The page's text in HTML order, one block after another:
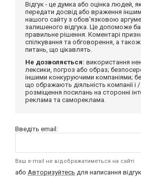
Відгук - це думка або оцінка людей,
передати досвід або враження
нашого сайту з обов'язковою
залишеного відгука. Це допоможе
правильне рішення. Коментарі
спілкування та обговорення, а
питань, що цікавлять.
Не дозволяється: використання
лексики, погроз або образ;
іншими конкуруючими компаніями;
що ображають діяльність компанії і /
розміщення посилань на сторонні
реклама та самореклама.
Введіть email:
Ваш e-mail не відображатиметься на сайті
або Авторизуйтесь для написання